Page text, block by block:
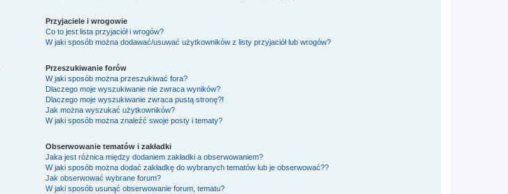
Przyjaciele i wrogowie
Co to jest lista przyjaciół i wrogów?
W jaki sposób można dodawać/usuwać użytkowników z listy przyjaciół lub wrogów?
Przeszukiwanie forów
W jaki sposób można przeszukiwać fora?
Dlaczego moje wyszukiwanie nie zwraca wyników?
Dlaczego moje wyszukiwanie zwraca pustą stronę?!
Jak można wyszukać użytkowników?
W jaki sposób można znaleźć swoje posty i tematy?
Obserwowanie tematów i zakładki
Jaka jest różnica między dodaniem zakładki a obserwowaniem?
W jaki sposób można dodać zakładkę do wybranych tematów lub je obserwować??
Jak obserwować wybrane forum?
W jaki sposób usunąć obserwowanie forum, tematu?